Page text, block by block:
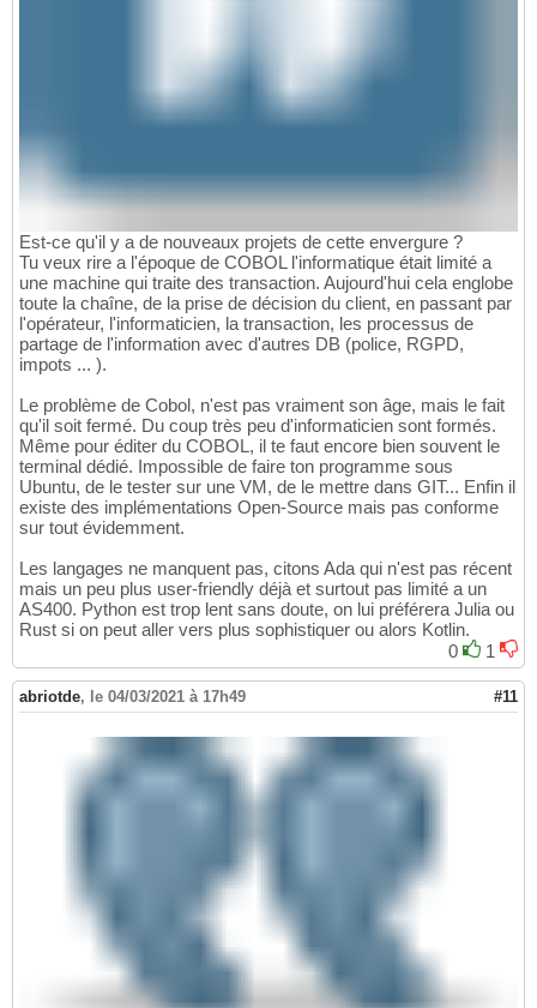
Est-ce qu'il y a de nouveaux projets de cette envergure ?
Tu veux rire a l'époque de COBOL l'informatique était limité a
une machine qui traite des transaction. Aujourd'hui cela englobe
toute la chaîne, de la prise de décision du client, en passant par
l'opérateur, l'informaticien, la transaction, les processus de
partage de l'information avec d'autres DB (police, RGPD,
impots ... ).
Le problème de Cobol, n'est pas vraiment son âge, mais le fait
qu'il soit fermé. Du coup très peu d'informaticien sont formés.
Même pour éditer du COBOL, il te faut encore bien souvent le
terminal dédié. Impossible de faire ton programme sous
Ubuntu, de le tester sur une VM, de le mettre dans GIT... Enfin il
existe des implémentations Open-Source mais pas conforme
sur tout évidemment.
Les langages ne manquent pas, citons Ada qui n'est pas récent
mais un peu plus user-friendly déjà et surtout pas limité a un
AS400. Python est trop lent sans doute, on lui préférera Julia ou
Rust si on peut aller vers plus sophistiquer ou alors Kotlin.
0
1
abriotde, le 04/03/2021 à 17h49 #11